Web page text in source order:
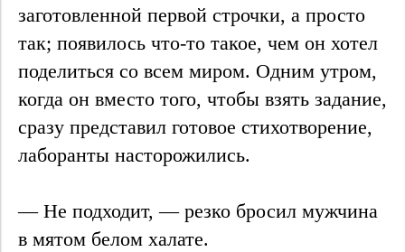
заготовленной первой строчки, а просто
так; появилось что-то такое, чем он хотел
поделиться со всем миром. Одним утром,
когда он вместо того, чтобы взять задание,
сразу представил готовое стихотворение,
лаборанты насторожились.
— Не подходит, — резко бросил мужчина
в мятом белом халате.